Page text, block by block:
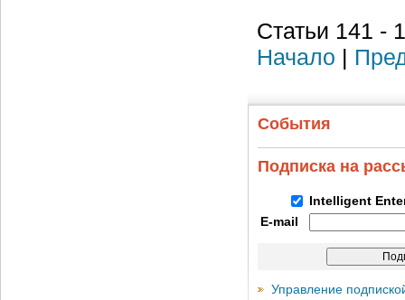
Статьи 141 -
Начало |
События
Подписка на
Intelligent
E-mail
Управление